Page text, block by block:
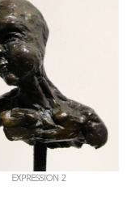
EXPRESSION 2